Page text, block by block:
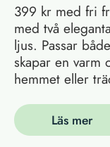
399 kr med fri
med två
ljus. Passar
skapar en varm
hemmet eller
Läs mer